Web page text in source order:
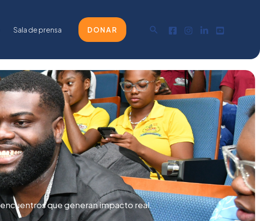
Sala de prensa DONAR Buscar
encuentrosquegeneranimpactoreal.